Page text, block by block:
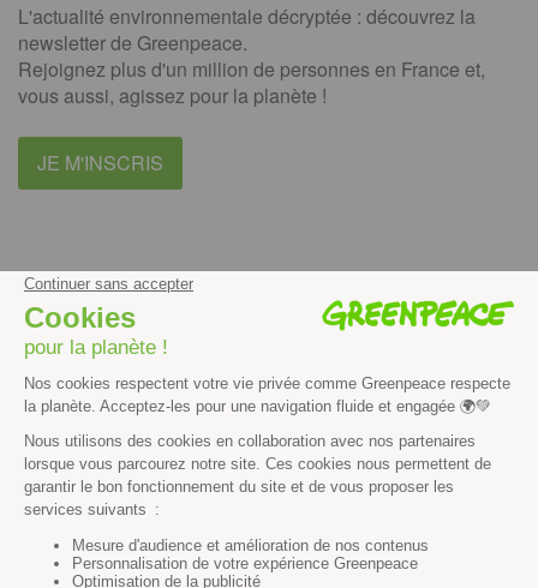
L'actualité environnementale décryptée : découvrez la
newsletter de Greenpeace.
Rejoignez plus d'un million de personnes en France et,
vous aussi, agissez pour la planète !
JE M'INSCRIS
instagramyoutube
Contenus et propriété intellectuelle
Mentions légales
Politique de confidentialité
Les autres sites de Greenpeace
dans le monde
Cliquez-ici pour modifier vos préférences en matière de cookies